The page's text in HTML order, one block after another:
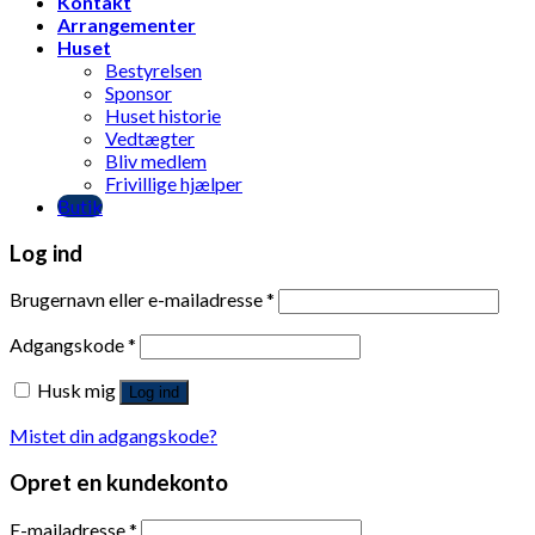
Arrangementer
Huset
Bestyrelsen
Sponsor
Huset historie
Vedtægter
Bliv medlem
Frivillige hjælper
Butik
Log ind
Brugernavn eller e-mailadresse*
Adgangskode*
Husk mig
Log ind
Mistet din adgangskode?
Opret en kundekonto
E-mailadresse*